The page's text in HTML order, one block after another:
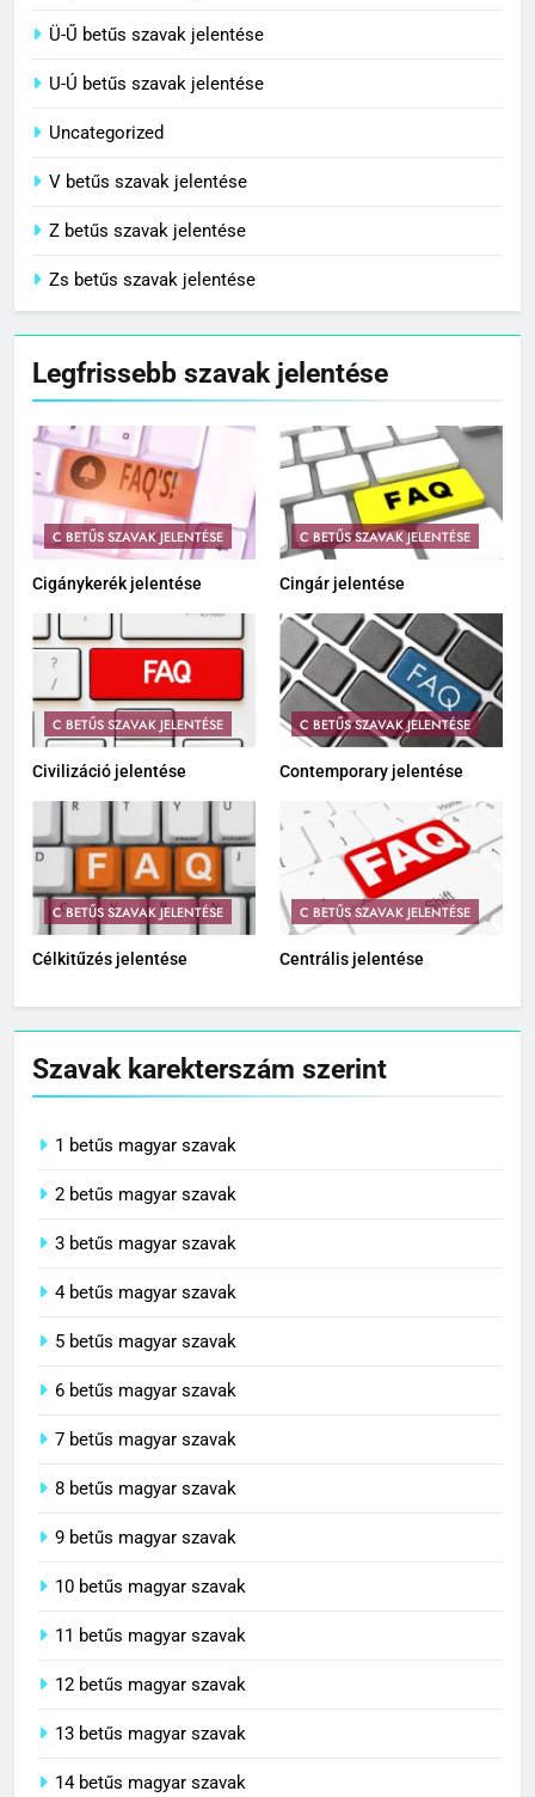
Ü-Ű betűs szavak jelentése
U-Ú betűs szavak jelentése
Uncategorized
V betűs szavak jelentése
Z betűs szavak jelentése
Zs betűs szavak jelentése
Legfrissebb szavak jelentése
C BETŰS SZAVAK JELENTÉSE
Cigánykerék jelentése
C BETŰS SZAVAK JELENTÉSE
Cingár jelentése
C BETŰS SZAVAK JELENTÉSE
Civilizáció jelentése
C BETŰS SZAVAK JELENTÉSE
Contemporary jelentése
C BETŰS SZAVAK JELENTÉSE
Célkitűzés jelentése
C BETŰS SZAVAK JELENTÉSE
Centrális jelentése
Szavak karekterszám szerint
1 betűs magyar szavak
2 betűs magyar szavak
3 betűs magyar szavak
4 betűs magyar szavak
5 betűs magyar szavak
6 betűs magyar szavak
7 betűs magyar szavak
8 betűs magyar szavak
9 betűs magyar szavak
10 betűs magyar szavak
11 betűs magyar szavak
12 betűs magyar szavak
13 betűs magyar szavak
14 betűs magyar szavak